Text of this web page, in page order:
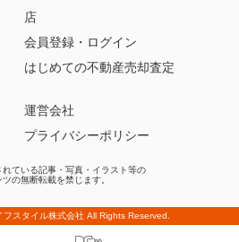
店
会員登録・ログイン
はじめての不動産売却査定
運営会社
プライバシーポリシー
ている記事・写真・イラスト等の
ツの無断転載を禁じます。
フスタイル株式会社All Rights Reserved.